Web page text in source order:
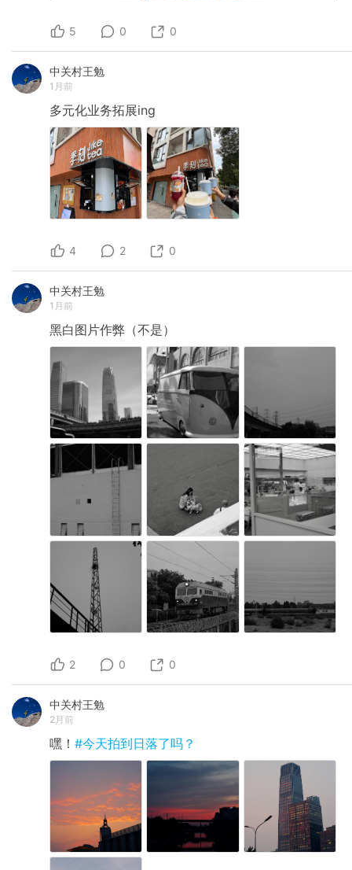
5 0 0
中关村王勉
1月前
多元化业务拓展ing
4 2 0
中关村王勉
1月前
黑白图片作弊（不是）
2 0 0
中关村王勉
2月前
嘿！ #今天拍到日落了吗？